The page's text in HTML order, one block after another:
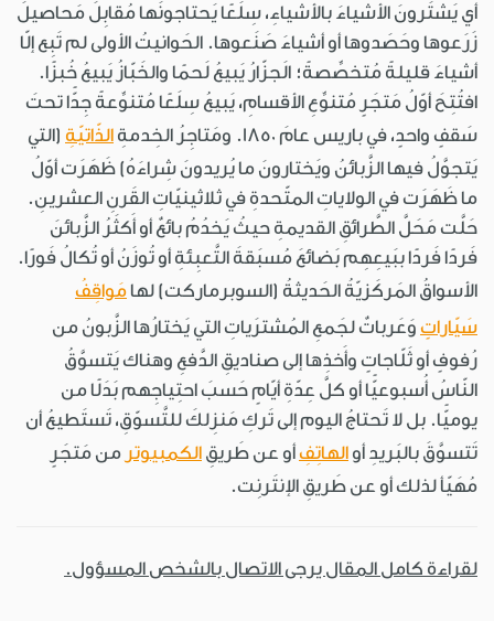
أي يَشتَرونَ الأشياءَ بالأشياءِ، سِلَعًا يَحتاجونَها مُقابِلَ مَحاصيلَ
زَرَعوها وحَصَدوها أو أشياءَ صَنَعوها. الحَوانيتُ الأولى لم تَبِع إلّا
أشياءَ قليلةً مُتخصِّصةً؛ الَجزّارُ يَبيعُ لَحمًا والخَبّازُ يَبيعُ خُبزًا.
افتُتِحَ أوّلُ مَتجَرٍ مُتنوِّعِ الأقسامِ، يَبيعُ سِلَعًا مُتنوِّعةً جِدًّا تحتَ
سَقفٍ واحدٍ، في باريس عامَ 1850. ومَتاجِرُ الخِدمةِ
الذّاتيّةِ (التي
يَتجوَّلُ فيها الزَّبائنُ ويَختارونَ ما يُريدونَ شِراءَهُ) ظَهَرَت أوّلُ
ما ظَهَرَت في الولاياتِ المتّحدةِ في ثلاثينيّاتِ القَرنِ العشرينِ.
حَلَّت مَحَلَّ الطَّرائقِ القديمةِ حيثُ يَخدُمُ بائعٌ أو أَكثَرُ الزَّبائنَ
فَردًا فَردًا ببَيعِهِم بَضائعَ مُسبَقةَ التَّعبِئةِ أو تُوزَنُ أو تُكالُ فَورًا.
الأسواقُ المَركَزيّةُ الحَديثةُ (السوبرماركت) لها مَواقِفُ
سَيّاراتٍ وَعَرباتٌ لجَمعِ المُشترَياتِ التي يَختارُها الزَّبونُ من
رُفوفٍ أو ثَلّاجاتٍ وأَخذِها إلى صناديقِ الدَّفعِ وهناك يَتسوَّقُ
النّاسُ أُسبوعيًّا أو كلَّ عِدّةِ أيّامٍ حَسبَ احتِياجِهم بَدَلًا من
يوميًّا. بل لا تَحتاجُ اليوم إلى تَركِ مَنزِلكَ للتَّسوّقِ، تَستَطيعُ أن
تَتسوَّقَ بالبَريدِ أو الهاتِفِأو عن طَريقِ الكمبيوتر من مَتجَرٍ
مُهَيّأ لذلك أو عن طَريقِ الإنتَرنِت.
لقراءة كامل المقال يرجى الاتصال بالشخص المسؤول.